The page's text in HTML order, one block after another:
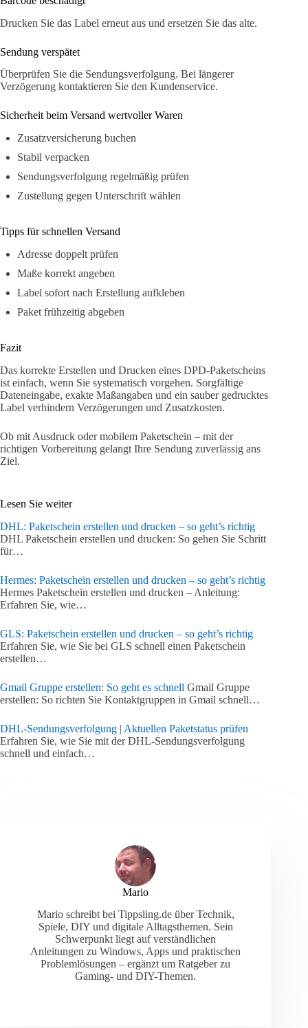
Drucken Sie das Label erneut aus und ersetzen Sie das alte.
Sendung verspätet
Überprüfen Sie die Sendungsverfolgung. Bei längerer
Verzögerung kontaktieren Sie den Kundenservice.
Sicherheit beim Versand wertvoller Waren
Zusatzversicherung buchen
Stabil verpacken
Sendungsverfolgung regelmäßig prüfen
Zustellung gegen Unterschrift wählen
Tipps für schnellen Versand
Adresse doppelt prüfen
Maße korrekt angeben
Label sofort nach Erstellung aufkleben
Paket frühzeitig abgeben
Fazit
Das korrekte Erstellen und Drucken eines DPD-Paketscheins
ist einfach, wenn Sie systematisch vorgehen. Sorgfältige
Dateneingabe, exakte Maßangaben und ein sauber gedrucktes
Label verhindern Verzögerungen und Zusatzkosten.
Ob mit Ausdruck oder mobilem Paketschein – mit der
richtigen Vorbereitung gelangt Ihre Sendung zuverlässig ans
Ziel.
Lesen Sie weiter
DHL: Paketschein erstellen und drucken – so geht’s richtig
DHL Paketschein erstellen und drucken: So gehen Sie Schritt
für…
Hermes: Paketschein erstellen und drucken – so geht’s richtig
Hermes Paketschein erstellen und drucken – Anleitung:
Erfahren Sie, wie…
GLS: Paketschein erstellen und drucken – so geht’s richtig
Erfahren Sie, wie Sie bei GLS schnell einen Paketschein
erstellen…
Gmail Gruppe erstellen: So geht es schnell Gmail Gruppe
erstellen: So richten Sie Kontaktgruppen in Gmail schnell…
DHL-Sendungsverfolgung | Aktuellen Paketstatus prüfen
Erfahren Sie, wie Sie mit der DHL-Sendungsverfolgung
schnell und einfach…
Mario
Mario schreibt bei Tippsling.de über Technik,
Spiele, DIY und digitale Alltagsthemen. Sein
Schwerpunkt liegt auf verständlichen
Anleitungen zu Windows, Apps und praktischen
Problemlösungen – ergänzt um Ratgeber zu
Gaming- und DIY-Themen.